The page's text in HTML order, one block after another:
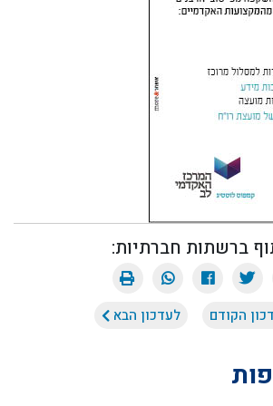
ברשתות חברתיות:
הקודם לעדכון הבא